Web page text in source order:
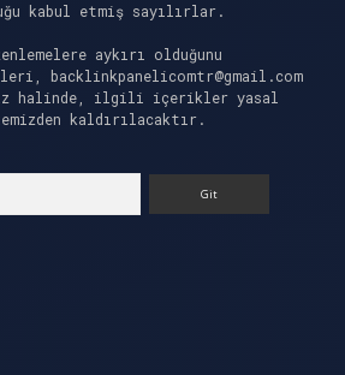
kabul etmiş sayılırlar.
aykırı olduğunu
backlinkpanelicomtr@gmail.com
halinde, ilgili içerikler yasal
kaldırılacaktır.